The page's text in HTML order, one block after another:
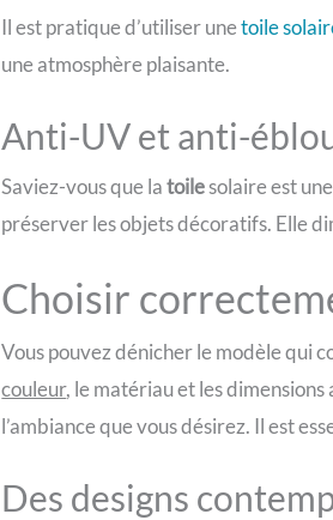
Il est pratique d’utiliser unetoile
une atmosphère plaisante.
Anti-UV et anti-
Saviez-vous que latoilesolaire est
préserver les objets décoratifs. Elle
Choisir
Vous pouvez dénicher le modèle qui
couleur, le matériau et les
l’ambiance que vous désirez. Il est
Des designs